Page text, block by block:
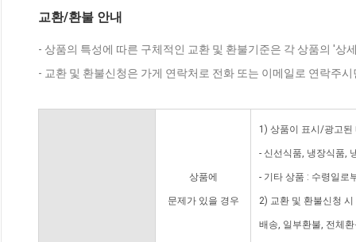
교환/환불 안내
- 상품의 특성에 따른 구체적인 교환 및 환불기준은 각 상품의 '상
- 교환 및 환불신청은 가게 연락처로 전화 또는 이메일로 연락주
상품에
문제가 있을 경우
1) 상품이 표시/광고된
- 신선식품, 냉장식품,
- 기타 상품 : 수령일로
2) 교환 및 환불신청
배송, 일부환불, 전체